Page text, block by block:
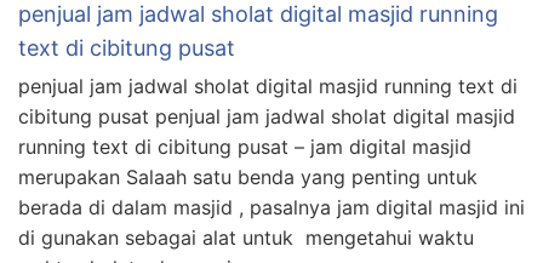
penjual jam jadwal sholat digital masjid running
text di cibitung pusat
penjual jam jadwal sholat digital masjid running text di
cibitung pusat penjual jam jadwal sholat digital masjid
running text di cibitung pusat – jam digital masjid
merupakan Salaah satu benda yang penting untuk
berada di dalam masjid , pasalnya jam digital masjid ini
di gunakan sebagai alat untuk mengetahui waktu